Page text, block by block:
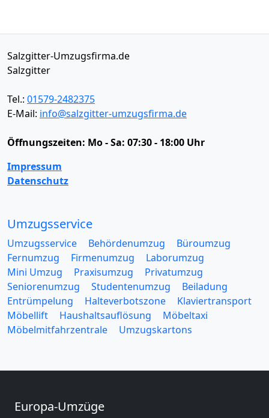
Salzgitter-Umzugsfirma.de
Salzgitter
Tel.: 01579-2482375
E-Mail: info@salzgitter-umzugsfirma.de
Öffnungszeiten: Mo - Sa: 07:30 - 18:00 Uhr
Impressum
Datenschutz
Umzugsservice
Umzugsservice Behördenumzug
Büroumzug
Fernumzug
Firmenumzug
Laborumzug
Mini Umzug
Praxisumzug
Privatumzug
Seniorenumzug
Studentenumzug
Beiladung
Entrümpelung
Halteverbotszone
Klaviertransport
Möbellift
Haushaltsauflösung
Möbeltaxi
Möbelmitfahrzentrale
Umzugskartons
Europa-Umzüge